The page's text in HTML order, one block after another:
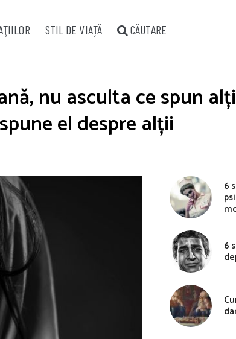
STIL DE VIAȚĂ CĂUTARE
nu asculta ce spun
el despre alții
6
6